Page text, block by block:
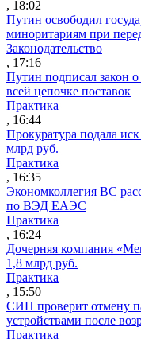
, 18:02
Путин освободил
миноритариям при
Законодательство
, 17:16
Путин подписал закон
всей цепочке поставок
Практика
, 16:44
Прокуратура подала
млрд руб.
Практика
, 16:35
Экономколлегия ВС
по ВЭД ЕАЭС
Практика
, 16:24
Дочерняя компания
1,8 млрд руб.
Практика
, 15:50
СИП проверит отмену
устройствами после
Практика